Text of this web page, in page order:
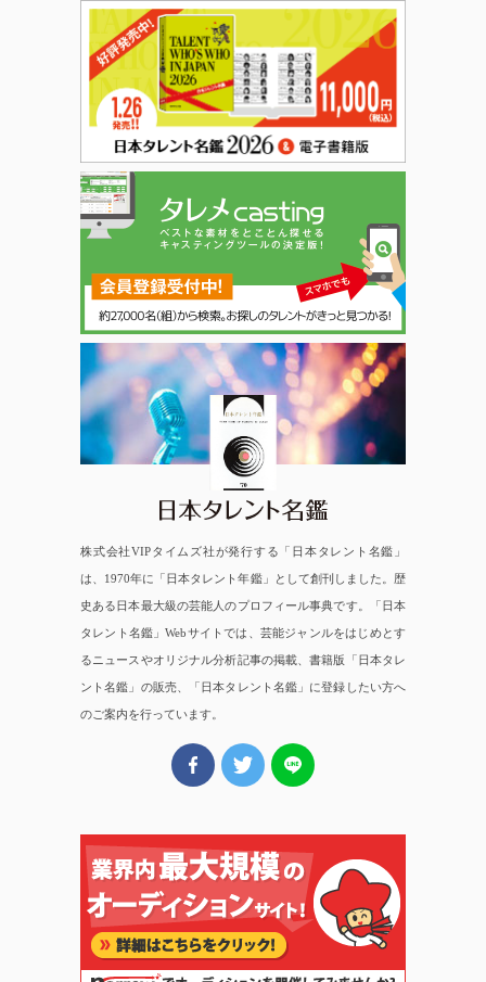
日本タレント名鑑
株式会社VIPタイムズ社が発行する「日本タレント名鑑」
は、1970年に「日本タレント年鑑」として創刊しました。歴
史ある日本最大級の芸能人のプロフィール事典です。「日本
タレント名鑑」Webサイトでは、芸能ジャンルをはじめとす
るニュースやオリジナル分析記事の掲載、書籍版「日本タレ
ント名鑑」の販売、「日本タレント名鑑」に登録したい方へ
のご案内を行っています。